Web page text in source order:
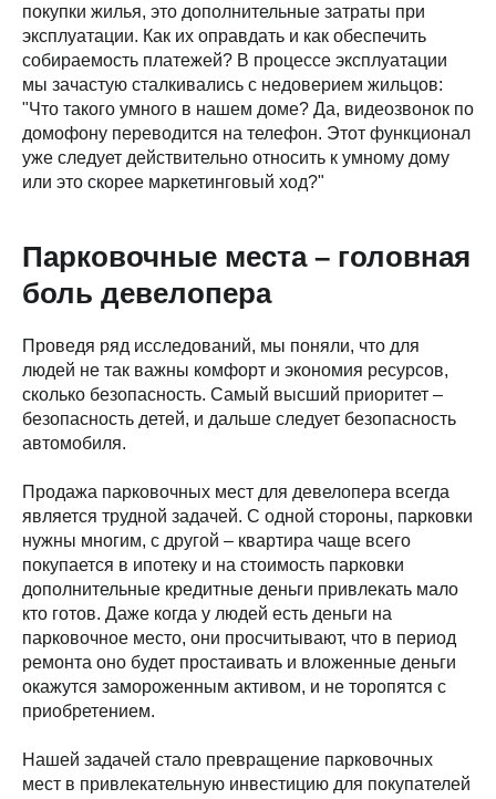
покупки жилья, это дополнительные затраты при
эксплуатации. Как их оправдать и как обеспечить
собираемость платежей? В процессе эксплуатации
мы зачастую сталкивались с недоверием жильцов:
"Что такого умного в нашем доме? Да, видеозвонок по
домофону переводится на телефон. Этот функционал
уже следует действительно относить к умному дому
или это скорее маркетинговый ход?"
Парковочные места – головная
боль девелопера
Проведя ряд исследований, мы поняли, что для
людей не так важны комфорт и экономия ресурсов,
сколько безопасность. Самый высший приоритет –
безопасность детей, и дальше следует безопасность
автомобиля.
Продажа парковочных мест для девелопера всегда
является трудной задачей. С одной стороны, парковки
нужны многим, с другой – квартира чаще всего
покупается в ипотеку и на стоимость парковки
дополнительные кредитные деньги привлекать мало
кто готов. Даже когда у людей есть деньги на
парковочное место, они просчитывают, что в период
ремонта оно будет простаивать и вложенные деньги
окажутся замороженным активом, и не торопятся с
приобретением.
Нашей задачей стало превращение парковочных
мест в привлекательную инвестицию для покупателей